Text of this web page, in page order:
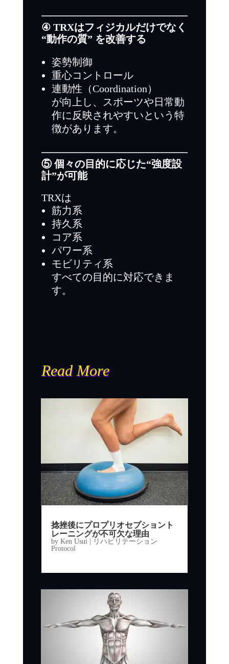
④ TRXはフィジカルだけでなく
“動作の質” を改善する
姿勢制御
重心コントロール
連動性（Coordination）
が向上し、スポーツや日常動
作に反映されやすいという特
徴があります。
⑤ 個々の目的に応じた“強度設
計”が可能
TRXは
筋力系
持久系
コア系
パワー系
モビリティ系
すべての目的に対応できま
す。
Read More
捻挫後にプロプリオセプショント
レーニングが不可欠な理由
by Ken Usui
リハビリテーション
Protocol